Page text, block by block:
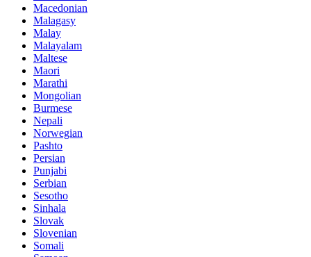
Macedonian
Malagasy
Malay
Malayalam
Maltese
Maori
Marathi
Mongolian
Burmese
Nepali
Norwegian
Pashto
Persian
Punjabi
Serbian
Sesotho
Sinhala
Slovak
Slovenian
Somali